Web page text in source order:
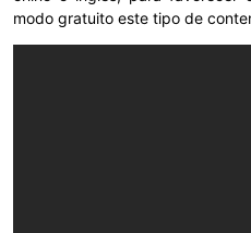
modo gratuito este tipo de